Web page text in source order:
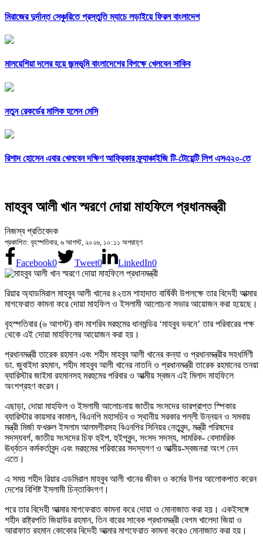
মিরাজের দুর্দান্ত সেঞ্চুরিতে প্রস্তুতি ম্যাচে লড়াইয়ে ফিরল বাংলাদেশ
মালয়েশিয়া দলের হয়ে জন্মভূমি বাংলাদেশের বিপক্ষে খেলবেন সাকিব
নতুন রেকর্ডের মালিক হলেন মেসি
রিশাদ হোসেন এবার খেলবেন দক্ষিণ আফ্রিকার ফ্র্যাঞ্চাইজি টি-টোয়েন্টি লিগ এসএ২০-তে
মাহবুব আলী খান স্মরণে দোয়া মাহফিলে প্রধানমন্ত্রী
নিজস্ব প্রতিবেদক
প্রকাশিত: বৃহস্পতিবার, ৬ আগস্ট, ২০২৬, ১০:১১ অপরাহ্ণ
Facebook0 Tweet0 LinkedIn0
রিয়ার অ্যাডমিরাল মাহবুব আলী খানের ৪২তম শাহাদাত বার্ষিকী উপলক্ষে তার বিদেহী আত্মার
মাগফেরাত কামনা করে দোয়া মাহফিল ও ইসলামী আলোচনা সভার আয়োজন করা হয়েছে।
বৃহস্পতিবার (৬ আগস্ট) বাদ মাগরিব মরহুমের ধানমন্ডির ‘মাহবুব ভবনে’ তার পরিবারের পক্ষ
থেকে এই দোয়া মাহফিলের আয়োজন করা হয়।
প্রধানমন্ত্রী তারেক রহমান এবং শহীদ মাহবুব আলী খানের কন্যা ও প্রধানমন্ত্রীর সহধর্মিণী
ডা. জুবাইদা রহমান, শহীদ মাহবুব আলী খানের নাতনি ও প্রধানমন্ত্রী তারেক রহমানের তনয়া
ব্যারিস্টার জাইমা রহমানসহ মরহুমের পরিবার ও আত্মীয় স্বজন এই মিলাদ মাহফিলে
অংশগ্রহণ করেন।
এছাড়া, দোয়া মাহফিল ও ইসলামী আলোচনায় জাতীয় সংসদের ভারপ্রাপ্ত স্পিকার
ব্যারিস্টার কায়সার কামাল, বিএনপি মহাসচিব ও স্থানীয় সরকার পল্লী উন্নয়ন ও সমবায়
মন্ত্রী মির্জা ফখরুল ইসলাম আলমগীরসহ বিএনপির সিনিয়র নেতৃবৃন্দ, মন্ত্রী পরিষদের
সদস্যবর্গ, জাতীয় সংসদের চিফ হুইপ, হুইপবৃন্দ, সংসদ সদস্য, সামরিক- বেসামরিক
ঊর্ধ্বতন কর্মকর্তাবৃন্দ এবং মরহুমের পরিবারের সদস্যগণ ও আত্মীয়-স্বজনরা অংশ নেন
এতে।
এ সময় শহীদ রিয়ার এডমিরাল মাহবুব আলী খানের জীবন ও কর্মের উপর আলোকপাত করেন
দেশের বিশিষ্ট ইসলামী চিন্তাবিদগণ।
পরে তার বিদেহী আত্মার মাগফেরাত কামনা করে দোয়া ও মোনাজাত করা হয়। একইসঙ্গে
শহীদ রাষ্ট্রপতি জিয়াউর রহমান, তিন বারের সাবেক প্রধানমন্ত্রী বেগম খালেদা জিয়া ও
আরাফাত রহমান কোকোর বিদেহী আত্মার মাগফেরাত কামনা করেও মোনাজাত করা হয়।